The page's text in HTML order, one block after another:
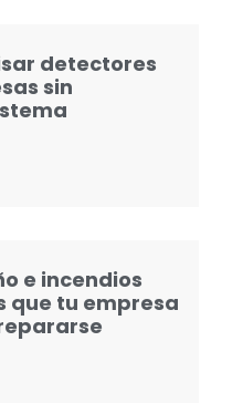
detectores
sin
e incendios
que tu empresa